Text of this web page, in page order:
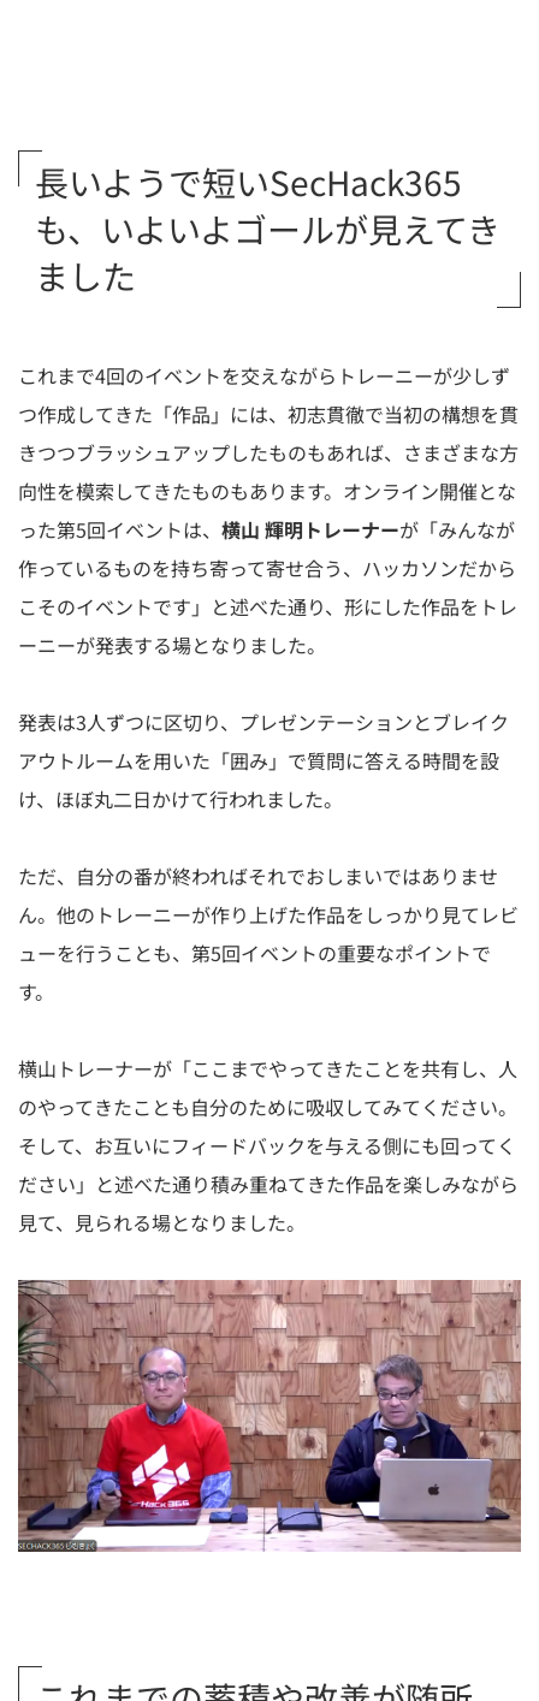
長いようで短いSecHack365
も、いよいよゴールが見えてき
ました
これまで4回のイベントを交えながらトレーニーが少しず
つ作成してきた「作品」には、初志貫徹で当初の構想を貫
きつつブラッシュアップしたものもあれば、さまざまな方
向性を模索してきたものもあります。オンライン開催とな
った第5回イベントは、 横山 輝明トレーナーが「みんなが
作っているものを持ち寄って寄せ合う、ハッカソンだから
こそのイベントです」と述べた通り、形にした作品をトレ
ーニーが発表する場となりました。
発表は3人ずつに区切り、プレゼンテーションとブレイク
アウトルームを用いた「囲み」で質問に答える時間を設
け、ほぼ丸二日かけて行われました。
ただ、自分の番が終わればそれでおしまいではありませ
ん。他のトレーニーが作り上げた作品をしっかり見てレビ
ューを行うことも、第5回イベントの重要なポイントで
す。
横山トレーナーが「ここまでやってきたことを共有し、人
のやってきたことも自分のために吸収してみてください。
そして、お互いにフィードバックを与える側にも回ってく
ださい」と述べた通り積み重ねてきた作品を楽しみながら
見て、見られる場となりました。